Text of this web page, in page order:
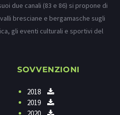
due canali (83 e 86) si propone di
bresciane e bergamasche sugli
gli eventi culturali e sportivi del
SOVVENZIONI
2018
2019